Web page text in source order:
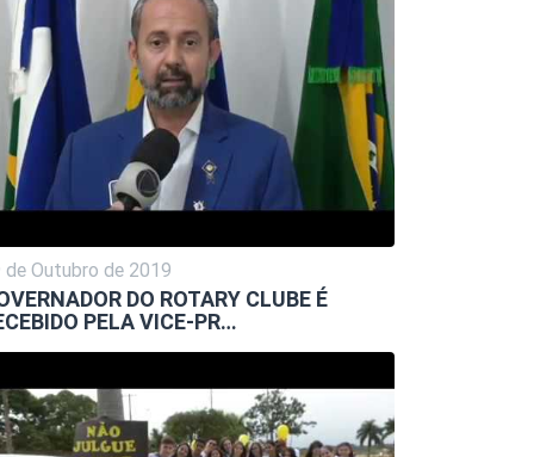
de Outubro de 2019
DO ROTARY CLUBE É
PELA VICE-PR…